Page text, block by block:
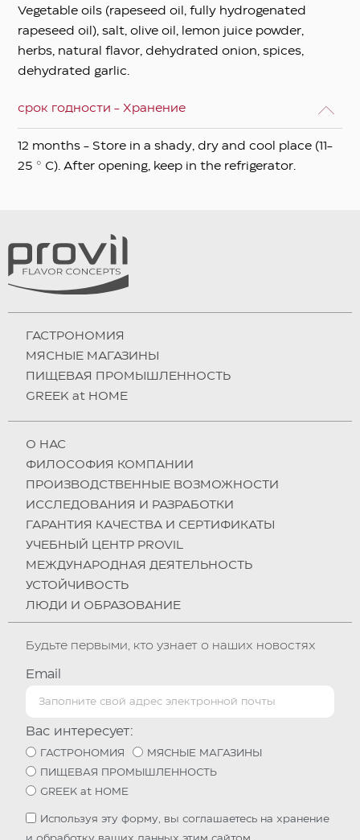
Vegetable oils (rapeseed oil, fully hydrogenated
rapeseed oil), salt, olive oil, lemon juice powder,
herbs, natural flavor, dehydrated onion, spices,
dehydrated garlic.
срок годности - Хранение
12 months - Store in a shady, dry and cool place (11-
25 ° C). After opening, keep in the refrigerator.
ГАСТРОНОМИЯ
МЯСНЫЕ МАГАЗИНЫ
ПИЩЕВАЯ ПРОМЫШЛЕННОСТЬ
GREEK at HOME
О НAC
ФИЛОСОФИЯ КОМПАНИИ
ПРОИЗВОДСТВЕННЫЕ ВОЗМОЖНОСТИ
ИССЛЕДОВАНИЯ И РАЗРАБОТКИ
ГАРАНТИЯ КАЧЕСТВА И СЕРТИФИКАТЫ
УЧЕБНЫЙ ЦЕНТР PROVIL
МЕЖДУНАРОДНАЯ ДЕЯТЕЛЬНОСТЬ
УСТОЙЧИВОСТЬ
ЛЮДИ И ОБРАЗОВАНИЕ
Будьте первыми, кто узнает о наших новостях
Email
Вас интересует:
ГАСТРОНОМИЯ
МЯСНЫЕ МАГАЗИНЫ
ПИЩЕВАЯ ПРОМЫШЛЕННОСТЬ
GREEK at HOME
Используя эту форму, вы соглашаетесь на хранение